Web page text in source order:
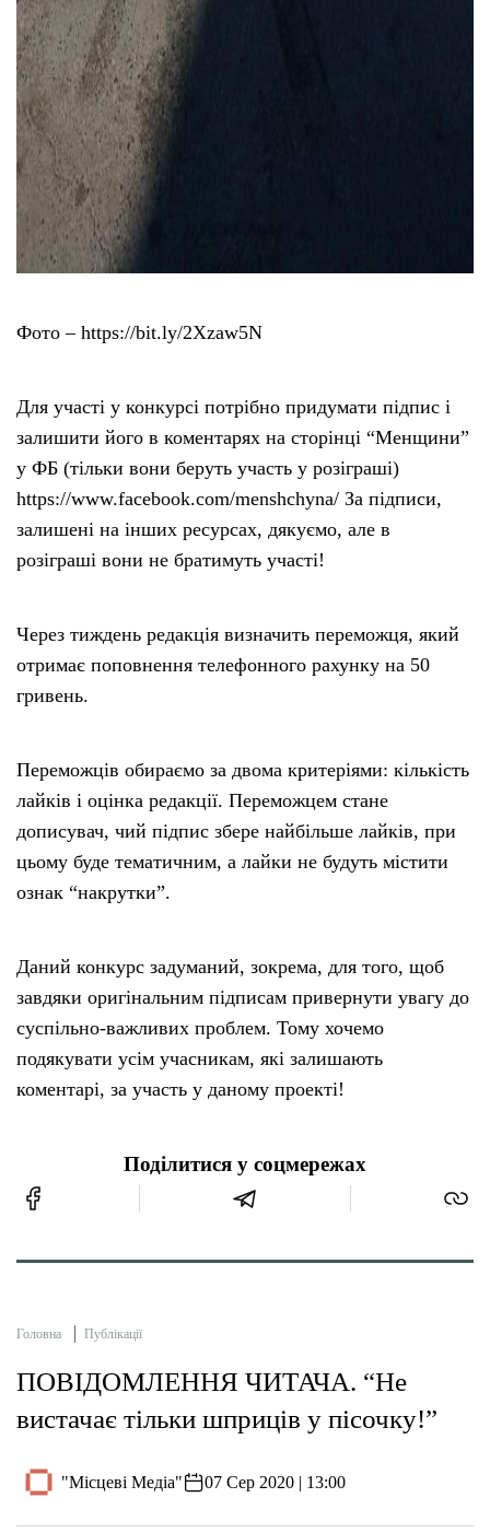
Фото – https://bit.ly/2Xzaw5N
Для участі у конкурсі потрібно придумати підпис і
залишити його в коментарях на сторінці “Менщини”
у ФБ (тільки вони беруть участь у розіграші)
https://www.facebook.com/menshchyna/ За підписи,
залишені на інших ресурсах, дякуємо, але в
розіграші вони не братимуть участі!
Через тиждень редакція визначить переможця, який
отримає поповнення телефонного рахунку на 50
гривень.
Переможців обираємо за двома критеріями: кількість
лайків і оцінка редакції. Переможцем стане
дописувач, чий підпис збере найбільше лайків, при
цьому буде тематичним, а лайки не будуть містити
ознак “накрутки”.
Даний конкурс задуманий, зокрема, для того, щоб
завдяки оригінальним підписам привернути увагу до
суспільно-важливих проблем. Тому хочемо
подякувати усім учасникам, які залишають
коментарі, за участь у даному проекті!
Поділитися у соцмережах
Головна Публікації
ПОВІДОМЛЕННЯ ЧИТАЧА. “Не
вистачає тільки шприців у пісочку!”
"Місцеві Медіа" 07 Сер 2020 | 13:00